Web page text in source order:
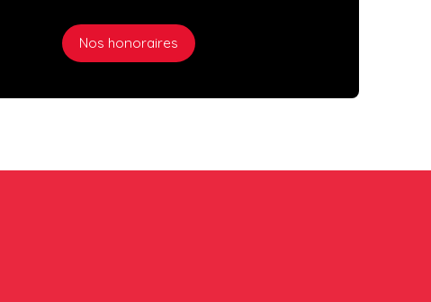
Nos honoraires